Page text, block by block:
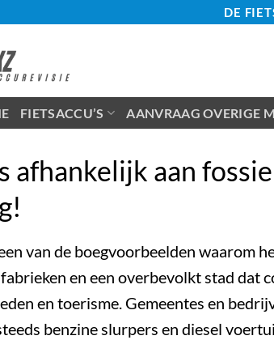
DE
FIETSACCU’S AANVRAAG OVERIGE
afhankelijk aan
van de boegvoorbeelden waarom
en een overbevolkt stad dat
en toerisme. Gemeentes en
benzine slurpers en diesel